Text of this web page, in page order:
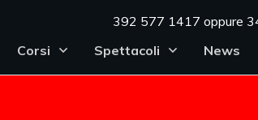
392 577 1417 oppure
Corsi Spettacoli News